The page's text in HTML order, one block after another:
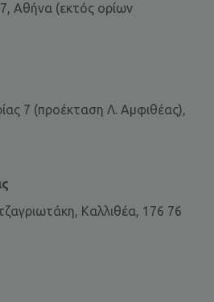
Αθήνα (εκτός ορίων
7 (προέκταση Λ. Αμφιθέας),
Καλλιθέα, 176 76